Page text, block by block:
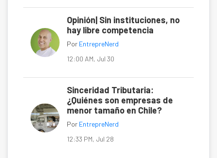
Opinión| Sin instituciones, no
hay libre competencia
Por EntrepreNerd
12:00 AM, Jul 30
Sinceridad Tributaria:
¿Quiénes son empresas de
menor tamaño en Chile?
Por EntrepreNerd
12:33 PM, Jul 28